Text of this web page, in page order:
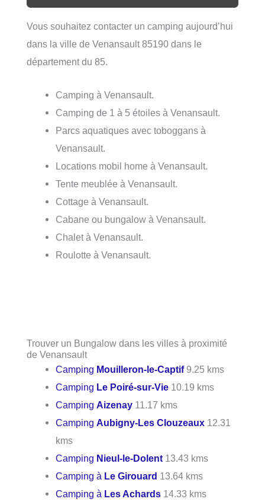
Vous souhaitez contacter un camping aujourd’hui
dans la ville de Venansault 85190 dans le
département du 85.
Camping à Venansault.
Camping de 1 à 5 étoiles à Venansault.
Parcs aquatiques avec toboggans à
Venansault.
Locations mobil home à Venansault.
Tente meublée à Venansault.
Cottage à Venansault.
Cabane ou bungalow à Venansault.
Chalet à Venansault.
Roulotte à Venansault.
Trouver un Bungalow dans les villes à proximité
de Venansault
Camping Mouilleron-le-Captif9.25 kms
Camping Le Poiré-sur-Vie 10.19 kms
CampingAizenay 11.17 kms
CampingAubigny-Les Clouzeaux 12.31
kms
Camping Nieul-le-Dolent 13.43 kms
Camping à Le Girouard 13.64 kms
Camping à Les Achards 14.33 kms